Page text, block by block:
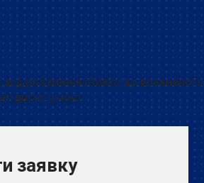
розуміння обліку до впевненого
ціною.
заявку